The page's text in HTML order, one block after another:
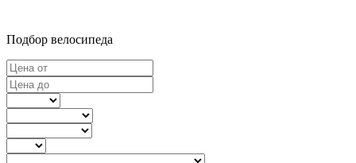
Подбор велосипеда